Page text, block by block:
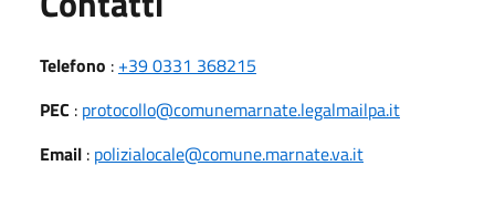
Telefono : +39 0331 368215
PEC : protocollo@comunemarnate.legalmailpa.it
Email : polizialocale@comune.marnate.va.it